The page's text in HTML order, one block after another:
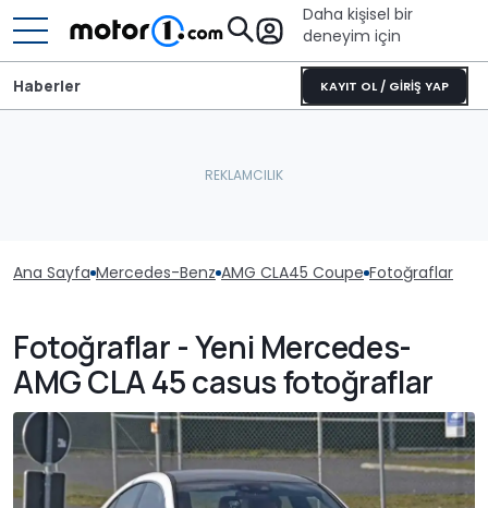
Daha kişisel bir
deneyim için
KAYIT OL / GİRİŞ YAP
Haberler
Ana Sayfa Mercedes-Benz AMG CLA45 Coupe Fotoğraflar
Fotoğraflar - Yeni Mercedes-
AMG CLA 45 casus fotoğraflar